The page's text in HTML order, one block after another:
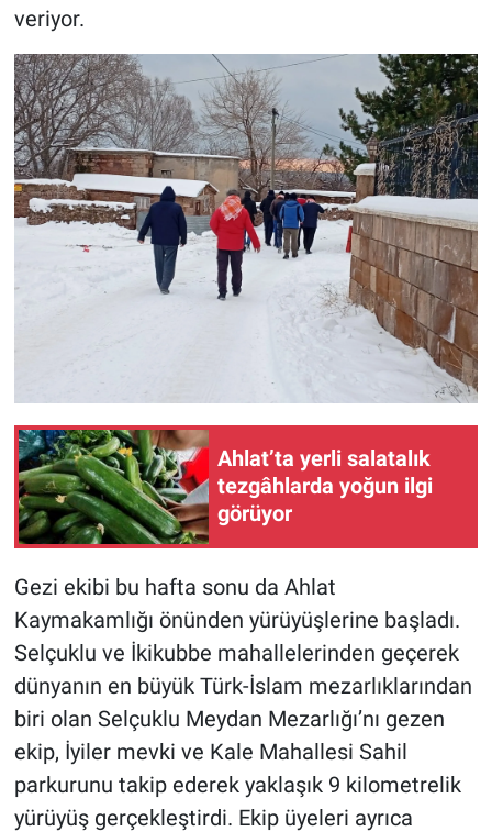
veriyor.
Ahlat’ta yerli salatalık
tezgâhlarda yoğun ilgi
görüyor
Gezi ekibi bu hafta sonu da Ahlat
Kaymakamlığı önünden yürüyüşlerine başladı.
Selçuklu ve İkikubbe mahallelerinden geçerek
dünyanın en büyük Türk-İslam mezarlıklarından
biri olan Selçuklu Meydan Mezarlığı’nı gezen
ekip, İyiler mevki ve Kale Mahallesi Sahil
parkurunu takip ederek yaklaşık 9 kilometrelik
yürüyüş gerçekleştirdi. Ekip üyeleri ayrıca